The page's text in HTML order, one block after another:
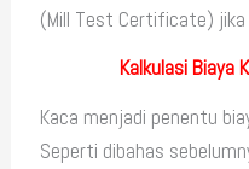
(Mill Test Certificate) jika
Kalkulasi Biaya
Kaca menjadi penentu
Seperti dibahas